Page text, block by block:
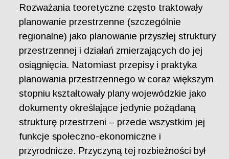
Rozważania teoretyczne często traktowały
planowanie przestrzenne (szczególnie
regionalne) jako planowanie przyszłej struktury
przestrzennej i działań zmierzających do jej
osiągnięcia. Natomiast przepisy i praktyka
planowania przestrzennego w coraz większym
stopniu kształtowały plany wojewódzkie jako
dokumenty określające jedynie pożądaną
strukturę przestrzeni – przede wszystkim jej
funkcje społeczno-ekonomiczne i
przyrodnicze. Przyczyną tej rozbieżności był